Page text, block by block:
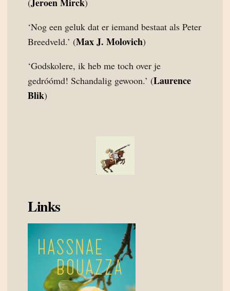
(
)
‘Nog een geluk dat er iemand bestaat als Peter
Breedveld.’ (Max J. Molovich)
‘Godskolere, ik heb me toch over je
gedróómd! Schandalig gewoon.’ (Laurence
Blik)
Links